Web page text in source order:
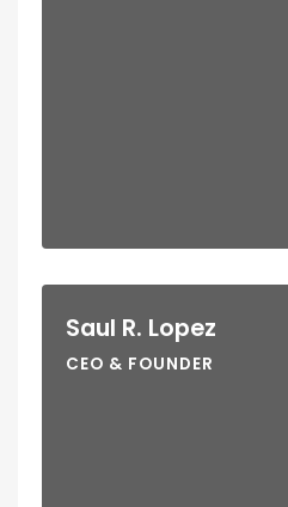
Saul R. Lopez
CEO & FOUNDER